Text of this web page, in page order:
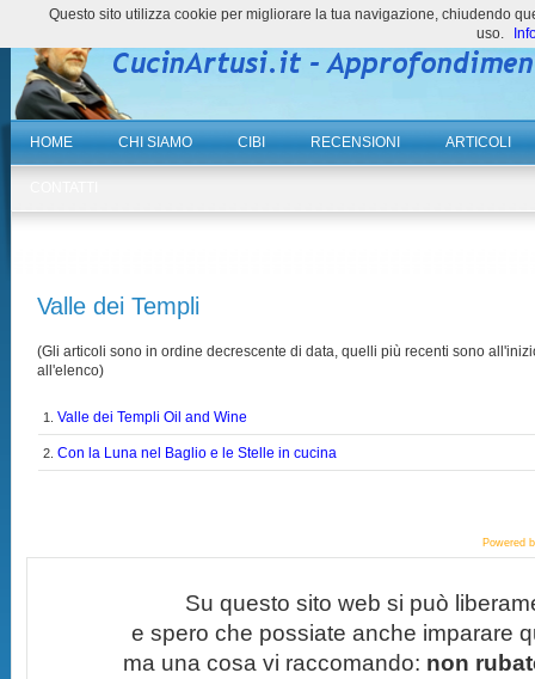
HOME CHI SIAMO CIBI RECENSIONI ARTICOLI
Valle dei Templi
(Gli articoli sono in ordine decrescente di data, quelli più recenti sono
all'elenco)
1.Valle dei Templi Oil and Wine
2.Con la Luna nel Baglio e le Stelle in cucina
Powered
Su questo sito web si può
e spero che possiate anche imparare
ma una cosa vi raccomando: non
Questo sito utilizza cookie per migliorare la tua navigazione, chiudendo
uso.